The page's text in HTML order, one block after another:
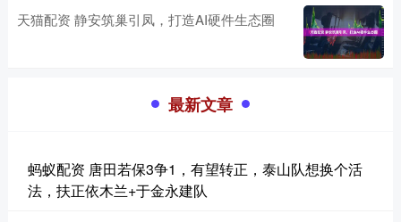
天猫配资 静安筑巢引凤，打造AI硬件生态圈
最新文章
蚂蚁配资 唐田若保3争1，有望转正，泰山队想换个活
法，扶正依木兰+于金永建队